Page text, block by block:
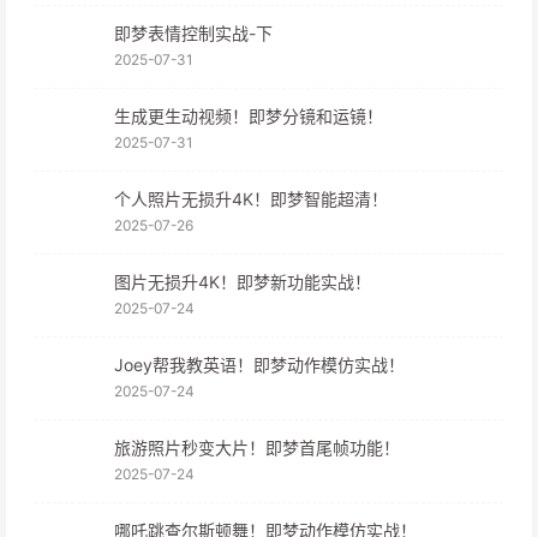
即梦表情控制实战-下
2025-07-31
生成更生动视频！即梦分镜和运镜！
2025-07-31
个人照片无损升4K！即梦智能超清！
2025-07-26
图片无损升4K！即梦新功能实战！
2025-07-24
Joey帮我教英语！即梦动作模仿实战！
2025-07-24
旅游照片秒变大片！即梦首尾帧功能！
2025-07-24
哪吒跳查尔斯顿舞！即梦动作模仿实战！